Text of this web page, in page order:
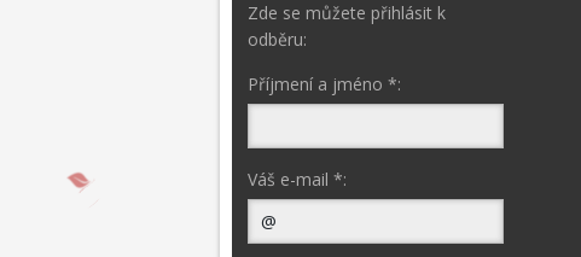
Zde se můžete přihlásit k
odběru:
Příjmení a jméno *:
Váš e-mail *: